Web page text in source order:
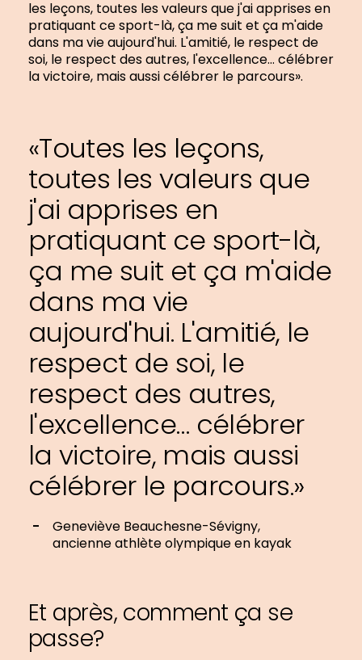
les leçons, toutes les valeurs que j'ai apprises en
pratiquant ce sport-là, ça me suit et ça m'aide
dans ma vie aujourd'hui. L'amitié, le respect de
soi, le respect des autres, l'excellence… célébrer
la victoire, mais aussi célébrer le parcours».
«Toutes les leçons,
toutes les valeurs que
j'ai apprises en
pratiquant ce sport-là,
ça me suit et ça m'aide
dans ma vie
aujourd'hui. L'amitié, le
respect de soi, le
respect des autres,
l'excellence… célébrer
la victoire, mais aussi
célébrer le parcours.»
Geneviève Beauchesne-Sévigny,
ancienne athlète olympique en kayak
Et après, comment ça se
passe?